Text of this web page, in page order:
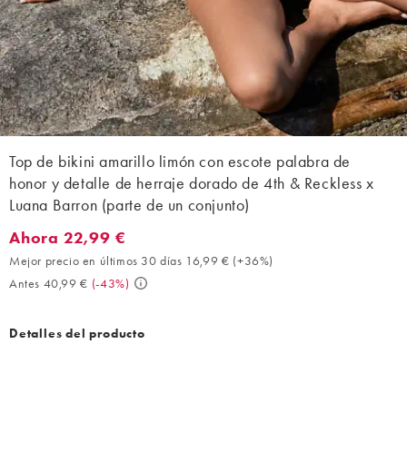
Top de bikini amarillo limón con escote palabra de
honor y detalle de herraje dorado de 4th & Reckless x
Luana Barron (parte de un conjunto)
Ahora 22,99 €. Mejor precio en últimos 30 días 16,99 €
Ahora 22,99 €
Mejor precio en últimos 30 días 16,99 € (+36%)
Antes 40,99 € (-43%)
Detalles del producto